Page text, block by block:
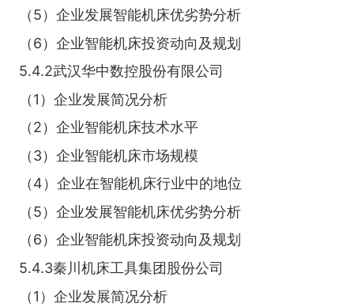
（5）企业发展智能机床优劣势分析
（6）企业智能机床投资动向及规划
5.4.2武汉华中数控股份有限公司
（1）企业发展简况分析
（2）企业智能机床技术水平
（3）企业智能机床市场规模
（4）企业在智能机床行业中的地位
（5）企业发展智能机床优劣势分析
（6）企业智能机床投资动向及规划
5.4.3秦川机床工具集团股份公司
（1）企业发展简况分析